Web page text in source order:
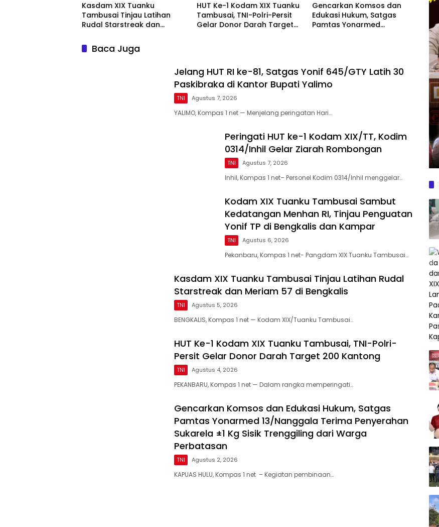
Kasdam XIX Tuanku
Tambusai Tinjau Latihan
Rudal Starstreak dan
HUT Ke-1 Kodam XIX Tuanku
Tambusai, TNI-Polri-Persit
Gelar Donor Darah Target
Gencarkan Komsos dan
Edukasi Hukum, Satgas
Pamtas Yonarmed
Baca Juga
Jelang HUT RI ke-81, Satgas Yonif 645/GTY Latih 30
Paskibraka di Kantor Bupati Yalimo
TNI Agustus 7, 2026
YALIMO, Kompas 1 net — Menjelang peringatan Hari…
Peringati HUT ke-1 Kodam XIX/TT, Kodim
0314/Inhil Gelar Ziarah Rombongan
TNI Agustus 7, 2026
Inhil, Kompas 1 net– Personel Kodim 0314/Inhil menggelar…
Kodam XIX Tuanku Tambusai Sambut
Kedatangan Menhan RI, Tinjau Penguatan
Yonif TP di Bengkalis dan Kampar
TNI Agustus 6, 2026
Pekanbaru, Kompas 1 net- Pangdam XIX Tuanku Tambusai…
Kasdam XIX Tuanku Tambusai Tinjau Latihan Rudal
Starstreak dan Meriam 57 di Bengkalis
TNI Agustus 5, 2026
BENGKALIS, Kompas 1 net — Kodam XIX/Tuanku Tambusai…
HUT Ke-1 Kodam XIX Tuanku Tambusai, TNI-Polri-
Persit Gelar Donor Darah Target 200 Kantong
TNI Agustus 4, 2026
PEKANBARU, Kompas 1 net — Dalam rangka memperingati…
Gencarkan Komsos dan Edukasi Hukum, Satgas
Pamtas Yonarmed 13/Nanggala Terima Penyerahan
Sukarela ±1 Kg Sisik Trenggiling dari Warga
Perbatasan
TNI Agustus 2, 2026
KAPUAS HULU, Kompas 1 net – Kegiatan pembinaan…